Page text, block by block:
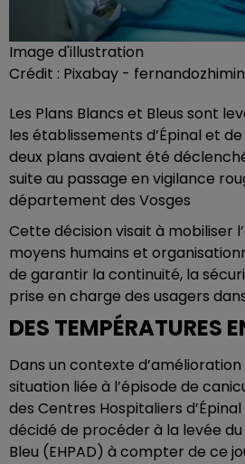
Image d'illustration
Crédit : Pixabay -
Les Plans Blancs et Bleus sont
les établissements d’Épinal et
deux plans avaient été
suite au passage en vigilance
département des Vosges
Cette décision visait à mobiliser
moyens humains et
de garantir la continuité, la
prise en charge des usagers
DES TEMPÉRATURES
Dans un contexte
situation liée à l’épisode de
des Centres Hospitaliers
décidé de procéder à la levée
Bleu (EHPAD) à compter de ce